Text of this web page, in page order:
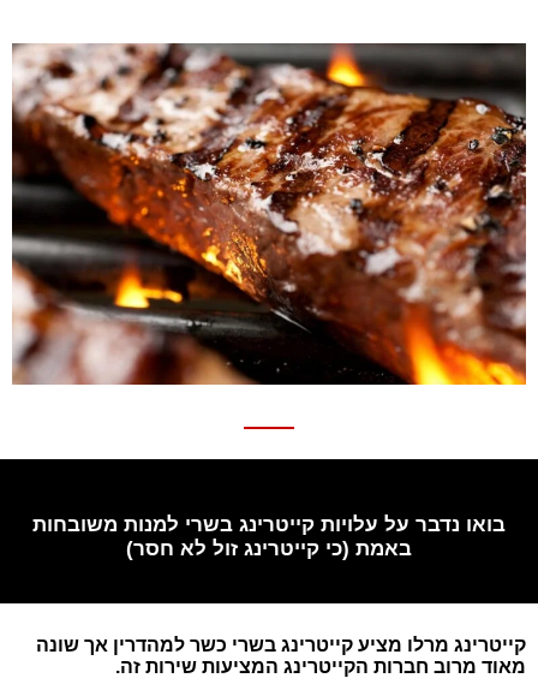
בואו נדבר על עלויות קייטרינג בשרי למנות משובחות
באמת (כי קייטרינג זול לא חסר)
קייטרינג מרלו מציע קייטרינג בשרי כשר למהדרין אך שונה
מאוד מרוב חברות הקייטרינג המציעות שירות זה.